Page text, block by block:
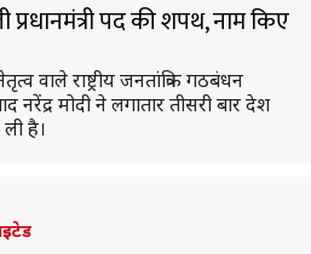
प्रधानमंत्री पद की शपथ, नाम किए
वाले राष्ट्रीय जनतांत्रिक गठबंधन
मोदी ने लगातार तीसरी बार देश
है।